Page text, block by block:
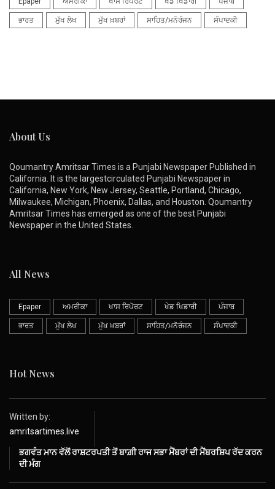
ਭਾਰਤ ਮੁੱਖ ਲੇਖ ਮੁੱਖ ਖ਼ਬਰਾਂ ਸਾਹਿਤ/ਮਨੋਰੰਜਨ ਸੰਪਾਦਕੀ
About Us
Qoumantry Amritsar Times is a Punjabi Newspaper Published in
California. It is the largestcirculated Punjabi Newspaper in
California, New York, New Jersey, Seattle, Portland, Chicago,
Milwaukee, Michigan, Phoenix, Dallas, and Houston. Qoumantry
Amritsar Times has emerged as one of the best Punjabi
Newspaper in the United States.
All News
Epaper ਅਮਰੀਕਾ ਖਾਸ ਰਿਪੋਰਟ ਖੇਡ ਖਿਡਾਰੀ ਪੰਜਾਬ
ਭਾਰਤ ਮੁੱਖ ਲੇਖ ਮੁੱਖ ਖ਼ਬਰਾਂ ਸਾਹਿਤ/ਮਨੋਰੰਜਨ ਸੰਪਾਦਕੀ
Hot News
Written by:
amritsartimes.live
ਭਗਵੰਤ ਮਾਨ ਵੱਲੋਂ ਰਾਸ਼ਟਰਪਤੀ ਤੋਂ ਬਾਗ਼ੀ ਰਾਜ ਸਭਾ ਮੈਂਬਰਾਂ ਦੀ ਮੈਂਬਰਸ਼ਿਪ ਰੱਦ ਕਰਨ
ਦੀ ਮੰਗ